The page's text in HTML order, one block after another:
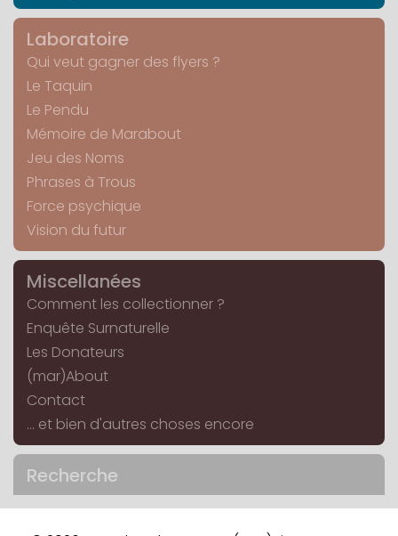
Laboratoire
Qui veut gagner des flyers ?
Le Taquin
Le Pendu
Mémoire de Marabout
Jeu des Noms
Phrases à Trous
Force psychique
Vision du futur
Miscellanées
Comment les collectionner ?
Enquête Surnaturelle
Les Donateurs
(mar)About
Contact
... et bien d'autres choses encore
Recherche